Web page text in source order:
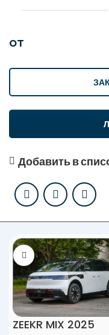
от
Добавить в
ZEEKR MIX 2025